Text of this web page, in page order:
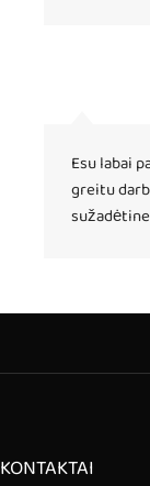
Esu labai
greitu
KONTAKTAI